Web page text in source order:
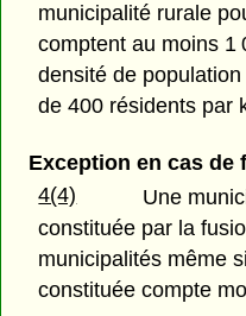
municipalité rurale
comptent au moins 1
densité de
de 400 résidents par
Exception en cas
4(4)
Une
constituée par la
municipalités même
constituée compte